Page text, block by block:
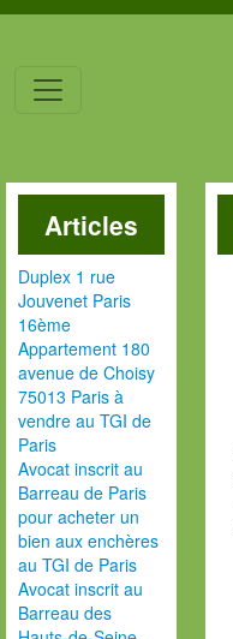
Articles
Duplex 1 rue
Jouvenet Paris
16ème
Appartement 180
avenue de Choisy
75013 Paris à
vendre au TGI de
Paris
Avocat inscrit au
Barreau de Paris
pour acheter un
bien aux enchères
au TGI de Paris
Avocat inscrit au
Barreau des